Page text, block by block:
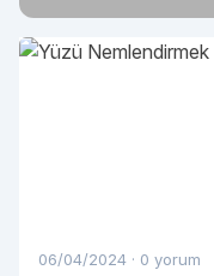
06/04/2024 · 0 yorum